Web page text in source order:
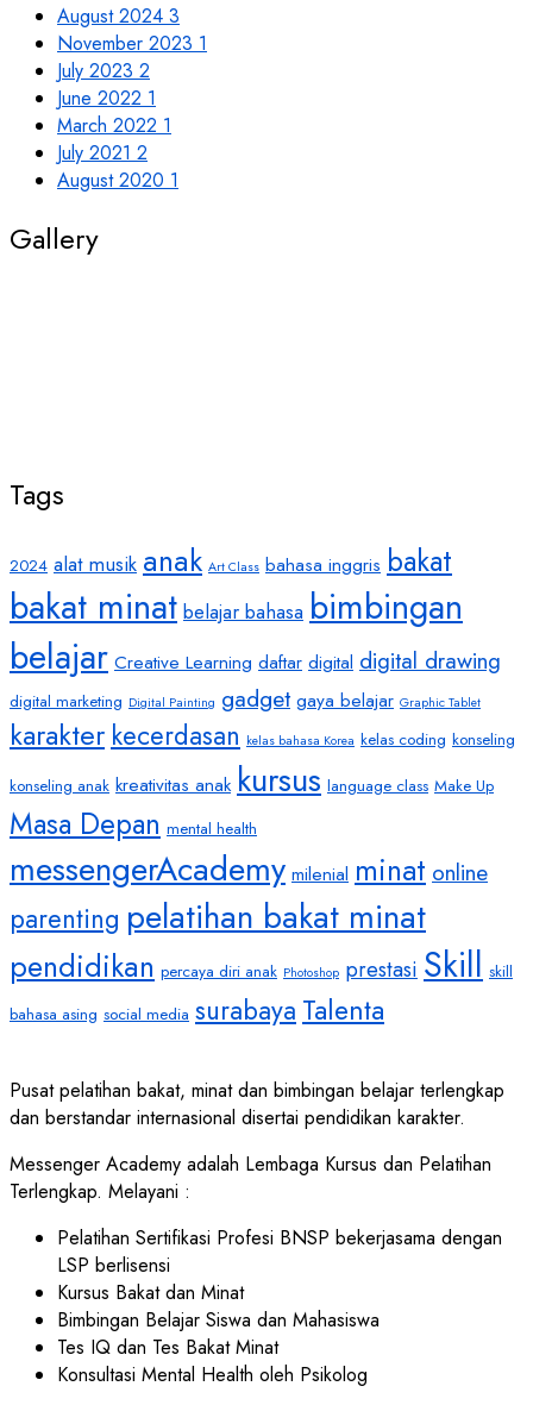
August 2024 3
November 2023 1
July 2023 2
June 2022 1
March 2022 1
July 2021 2
August 2020 1
Gallery
Tags
2024 alat musik anak Art Class bahasa inggris bakat
bakat minat belajar bahasa bimbingan
belajar Creative Learning daftar digital digital drawing
digital marketing Digital Painting gadget gaya belajar Graphic Tablet
karakter kecerdasan kelas bahasa Korea kelas coding konseling
konseling anak kreativitas anak kursus language class Make Up
Masa Depan mental health
messengerAcademy milenial minat online
parenting pelatihan bakat minat
pendidikan percaya diri anak Photoshop prestasi Skill skill
bahasa asing social media surabaya Talenta
Pusat pelatihan bakat, minat dan bimbingan belajar terlengkap
dan berstandar internasional disertai pendidikan karakter.
Messenger Academy adalah Lembaga Kursus dan Pelatihan
Terlengkap. Melayani :
Pelatihan Sertifikasi Profesi BNSP bekerjasama dengan
LSP berlisensi
Kursus Bakat dan Minat
Bimbingan Belajar Siswa dan Mahasiswa
Tes IQ dan Tes Bakat Minat
Konsultasi Mental Health oleh Psikolog